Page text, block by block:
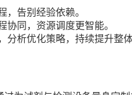
告别经验依赖。
同，资源调度更智能。
析优化策略，持续提升整